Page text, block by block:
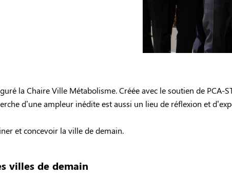
la Chaire Ville Métabolisme. Créée avec le soutien de PCA-
d’une ampleur inédite est aussi un lieu de réflexion et
et concevoir la ville de demain.
villes de demain